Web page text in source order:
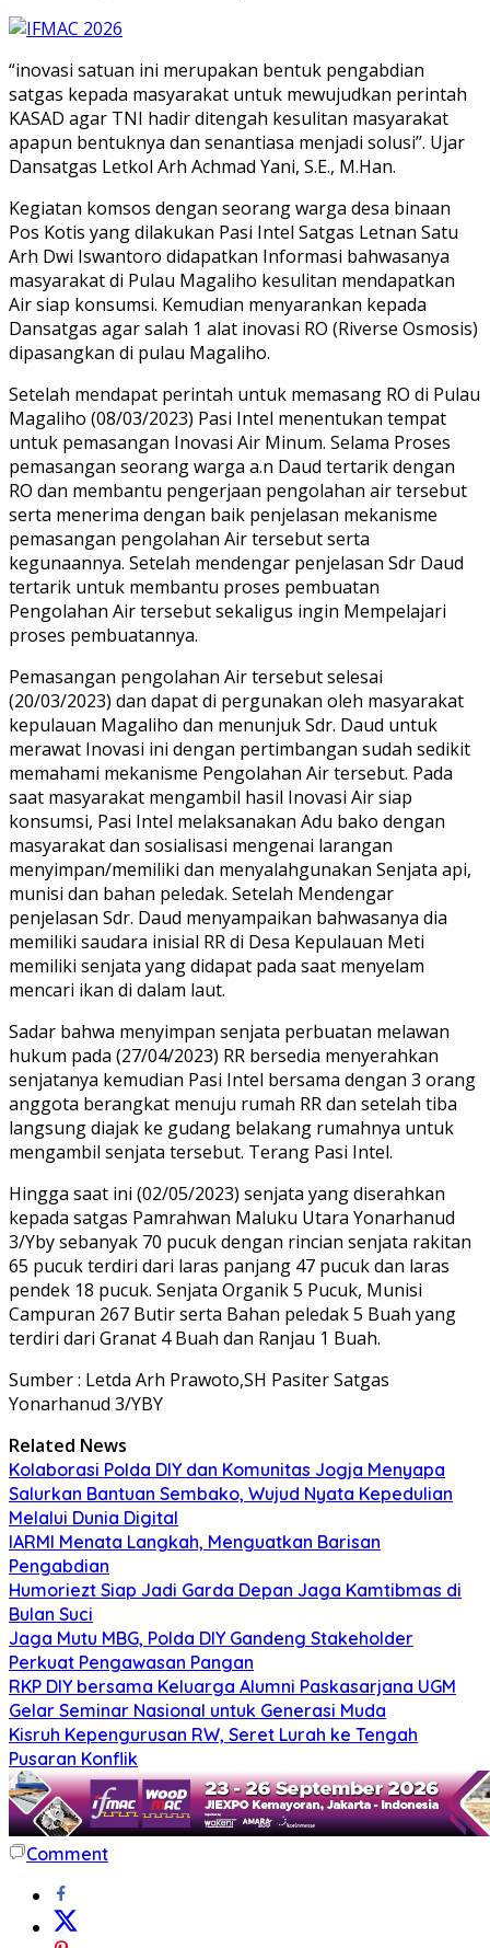
“inovasi satuan ini merupakan bentuk pengabdian
satgas kepada masyarakat untuk mewujudkan perintah
KASAD agar TNI hadir ditengah kesulitan masyarakat
apapun bentuknya dan senantiasa menjadi solusi’’. Ujar
Dansatgas Letkol Arh Achmad Yani, S.E., M.Han.
Kegiatan komsos dengan seorang warga desa binaan
Pos Kotis yang dilakukan Pasi Intel Satgas Letnan Satu
Arh Dwi Iswantoro didapatkan Informasi bahwasanya
masyarakat di Pulau Magaliho kesulitan mendapatkan
Air siap konsumsi. Kemudian menyarankan kepada
Dansatgas agar salah 1 alat inovasi RO (Riverse Osmosis)
dipasangkan di pulau Magaliho.
Setelah mendapat perintah untuk memasang RO di Pulau
Magaliho (08/03/2023) Pasi Intel menentukan tempat
untuk pemasangan Inovasi Air Minum. Selama Proses
pemasangan seorang warga a.n Daud tertarik dengan
RO dan membantu pengerjaan pengolahan air tersebut
serta menerima dengan baik penjelasan mekanisme
pemasangan pengolahan Air tersebut serta
kegunaannya. Setelah mendengar penjelasan Sdr Daud
tertarik untuk membantu proses pembuatan
Pengolahan Air tersebut sekaligus ingin Mempelajari
proses pembuatannya.
Pemasangan pengolahan Air tersebut selesai
(20/03/2023) dan dapat di pergunakan oleh masyarakat
kepulauan Magaliho dan menunjuk Sdr. Daud untuk
merawat Inovasi ini dengan pertimbangan sudah sedikit
memahami mekanisme Pengolahan Air tersebut. Pada
saat masyarakat mengambil hasil Inovasi Air siap
konsumsi, Pasi Intel melaksanakan Adu bako dengan
masyarakat dan sosialisasi mengenai larangan
menyimpan/memiliki dan menyalahgunakan Senjata api,
munisi dan bahan peledak. Setelah Mendengar
penjelasan Sdr. Daud menyampaikan bahwasanya dia
memiliki saudara inisial RR di Desa Kepulauan Meti
memiliki senjata yang didapat pada saat menyelam
mencari ikan di dalam laut.
Sadar bahwa menyimpan senjata perbuatan melawan
hukum pada (27/04/2023) RR bersedia menyerahkan
senjatanya kemudian Pasi Intel bersama dengan 3 orang
anggota berangkat menuju rumah RR dan setelah tiba
langsung diajak ke gudang belakang rumahnya untuk
mengambil senjata tersebut. Terang Pasi Intel.
Hingga saat ini (02/05/2023) senjata yang diserahkan
kepada satgas Pamrahwan Maluku Utara Yonarhanud
3/Yby sebanyak 70 pucuk dengan rincian senjata rakitan
65 pucuk terdiri dari laras panjang 47 pucuk dan laras
pendek 18 pucuk. Senjata Organik 5 Pucuk, Munisi
Campuran 267 Butir serta Bahan peledak 5 Buah yang
terdiri dari Granat 4 Buah dan Ranjau 1 Buah.
Sumber : Letda Arh Prawoto,SH Pasiter Satgas
Yonarhanud 3/YBY
Related News
Kolaborasi Polda DIY dan Komunitas Jogja Menyapa
Salurkan Bantuan Sembako, Wujud Nyata Kepedulian
Melalui Dunia Digital
IARMI Menata Langkah, Menguatkan Barisan
Pengabdian
Humoriezt Siap Jadi Garda Depan Jaga Kamtibmas di
Bulan Suci
Jaga Mutu MBG, Polda DIY Gandeng Stakeholder
Perkuat Pengawasan Pangan
RKP DIY bersama Keluarga Alumni Paskasarjana UGM
Gelar Seminar Nasional untuk Generasi Muda
Kisruh Kepengurusan RW, Seret Lurah ke Tengah
Pusaran Konflik
Comment